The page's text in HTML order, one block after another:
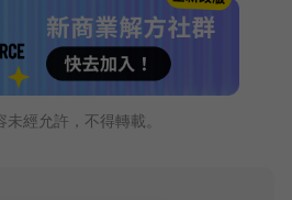
經允許，不得轉載。